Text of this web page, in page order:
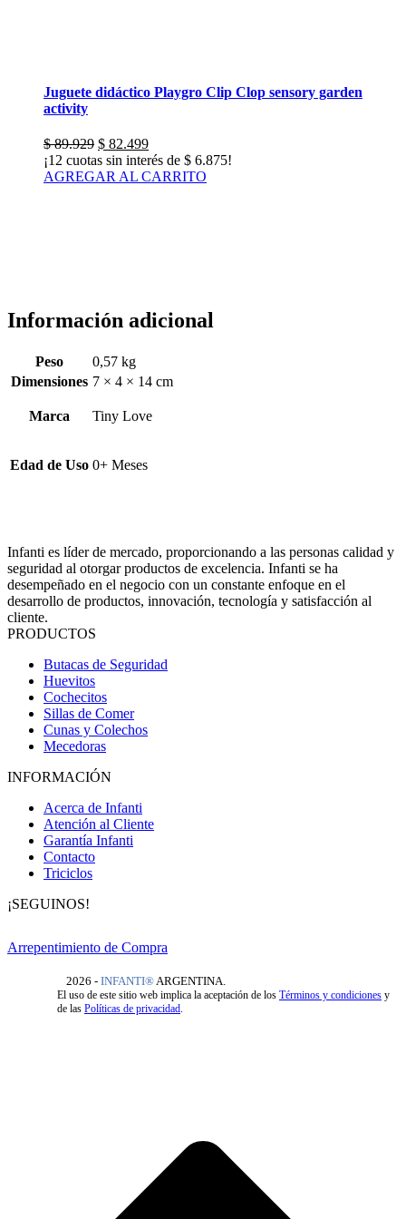
Juguete didáctico Playgro Clip Clop sensory garden
activity
$89.929 El
precio
original
$ 82.499El
precio
actual
¡12 cuotas sin interés de $ 6.875!
AGREGAR AL CARRITO
Información adicional
Peso
0,57 kg
Dimensiones 7 × 4 × 14 cm
Marca Tiny Love
Edad de Uso 0+ Meses
Infanti es líder de mercado, proporcionando a las personas calidad y
seguridad al otorgar productos de excelencia. Infanti se ha
desempeñado en el negocio con un constante enfoque en el
desarrollo de productos, innovación, tecnología y satisfacción al
cliente.
PRODUCTOS
Butacas de Seguridad
Huevitos
Cochecitos
Sillas de Comer
Cunas y Colechos
Mecedoras
INFORMACIÓN
Acerca de Infanti
Atención al Cliente
Garantía Infanti
Contacto
Triciclos
¡SEGUINOS!
Arrepentimiento de Compra
2026 - INFANTI®️ ARGENTINA.
El uso de este sitio web implica la aceptación de los Términos y condiciones y
de las Políticas de privacidad.